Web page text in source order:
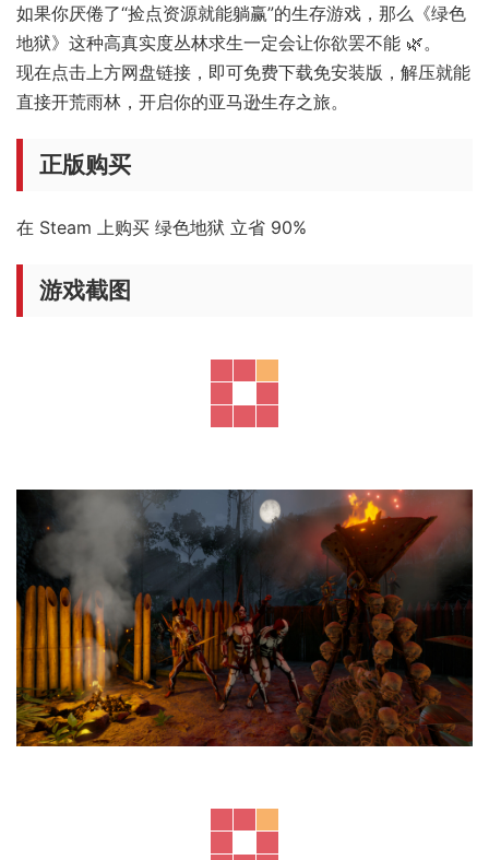
如果你厌倦了“捡点资源就能躺赢”的生存游戏，那么《绿色
地狱》这种高真实度丛林求生一定会让你欲罢不能 🌿。
现在点击上方网盘链接，即可免费下载免安装版，解压就能
直接开荒雨林，开启你的亚马逊生存之旅。
正版购买
在 Steam 上购买 绿色地狱 立省 90%
游戏截图